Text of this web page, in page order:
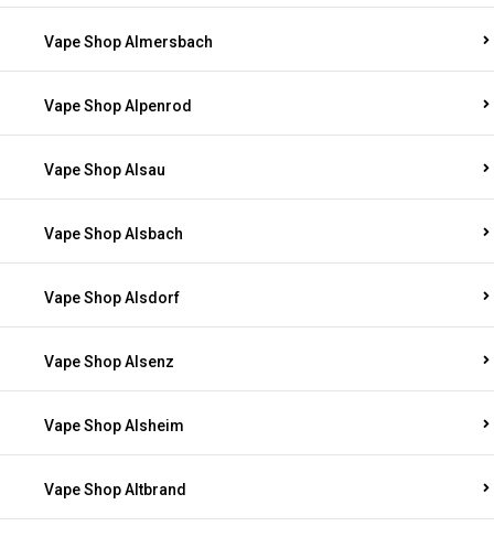
Vape Shop Almersbach
Vape Shop Alpenrod
Vape Shop Alsau
Vape Shop Alsbach
Vape Shop Alsdorf
Vape Shop Alsenz
Vape Shop Alsheim
Vape Shop Altbrand